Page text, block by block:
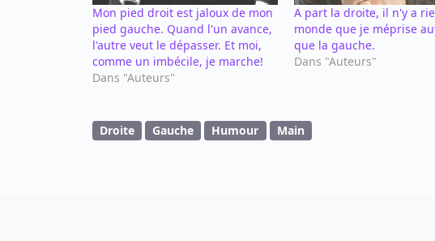
Mon pied droit est jaloux de mon
pied gauche. Quand l'un avance,
l'autre veut le dépasser. Et moi,
comme un imbécile, je marche!
Dans "Auteurs"
A part la droite, il n'y a
monde que je méprise
que la gauche.
Dans "Auteurs"
Droite Gauche Humour Main